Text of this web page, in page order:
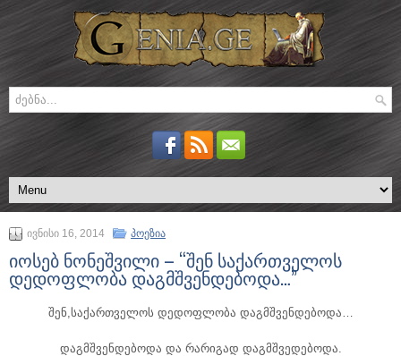
ივნისი 16, 2014 პოეზია
იოსებ ნონეშვილი – “შენ საქართველოს
დედოფლობა დაგმშვენდებოდა…”
შენ,საქართველოს დედოფლობა დაგმშვენდებოდა…
დაგმშვენდებოდა და რარიგად დაგმშვედებოდა.